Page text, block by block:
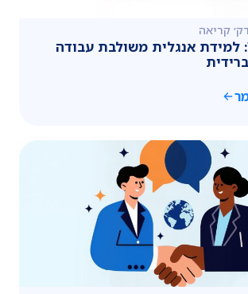
עליית WILL: למידת אנגלית משולבת עבודה